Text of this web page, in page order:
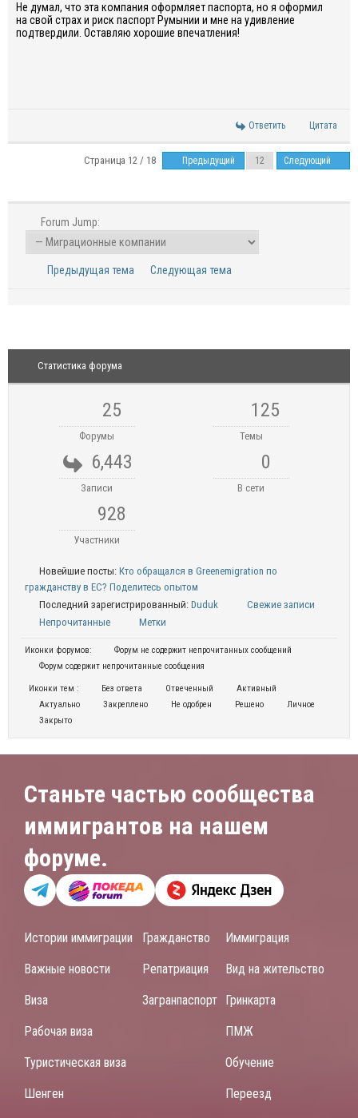
Не думал, что эта компания оформляет паспорта, но я оформил
на свой страх и риск паспорт Румынии и мне на удивление
подтвердили. Оставляю хорошие впечатления!
Ответить Цитата
Страница 12 / 18 Предыдущий Следующий
Forum Jump:
Предыдущая тема Следующая тема
Статистика форума
25
Форумы
125
Темы
6,443
Записи
0
В сети
928
Участники
Новейшие посты: Кто обращался в Greenemigration по
гражданству в ЕС? Поделитесь опытом
Последний зарегистрированный: Duduk
Свежие записи
Непрочитанные
Метки
Иконки форумов:
Форум не содержит непрочитанных сообщений
Форум содержит непрочитанные сообщения
Иконки тем : Без ответа Отвеченный
Активный
Актуально
Закреплено Не одобрен Решено
Личное
Закрыто
Станьте частью сообщества
иммигрантов на нашем
форуме.
Истории иммиграции
Важные новости
Виза
Рабочая виза
Туристическая виза
Шенген
Гражданство
Репатриация
Загранпаспорт
Иммиграция
Вид на жительство
Гринкарта
ПМЖ
Обучение
Переезд